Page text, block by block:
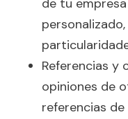
de tu
Referencias y
opiniones de
referencias